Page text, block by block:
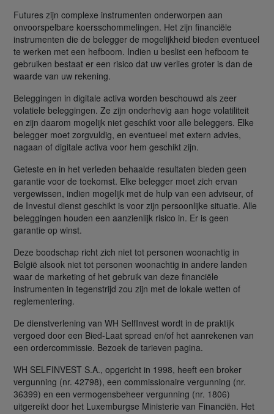
Futures zijn complexe instrumenten onderworpen aan
onvoorspelbare koersschommelingen. Het zijn financiële
instrumenten die de belegger de mogelijkheid bieden eventueel
te werken met een hefboom. Indien u beslist een hefboom te
gebruiken bestaat er een risico dat uw verlies groter is dan de
waarde van uw rekening.
Beleggingen in digitale activa worden beschouwd als zeer
volatiele beleggingen. Ze zijn onderhevig aan hoge volatiliteit
en zijn daarom mogelijk niet geschikt voor alle beleggers. Elke
belegger moet zorgvuldig, en eventueel met extern advies,
nagaan of digitale activa voor hem geschikt zijn.
Geteste en in het verleden behaalde resultaten bieden geen
garantie voor de toekomst. Elke belegger moet zich ervan
vergewissen, indien mogelijk met de hulp van een adviseur, of
de Investui dienst geschikt is voor zijn persoonlijke situatie. Alle
beleggingen houden een aanzienlijk risico in. Er is geen
garantie op winst.
Deze boodschap richt zich niet tot personen woonachtig in
België alsook niet tot personen woonachtig in andere landen
waar de marketing of het gebruik van deze financiële
instrumenten in tegenstrijd zou zijn met de lokale wetten of
reglementering.
De dienstverlening van WH SelfInvest wordt in de praktijk
vergoed door een Bied-Laat spread en/of het aanrekenen van
een ordercommissie. Bezoek de tarieven pagina.
WH SELFINVEST S.A., opgericht in 1998, heeft een broker
vergunning (nr. 42798), een commissionaire vergunning (nr.
36399) en een vermogensbeheer vergunning (nr. 1806)
uitgereikt door het Luxemburgse Ministerie van Financiën. Het